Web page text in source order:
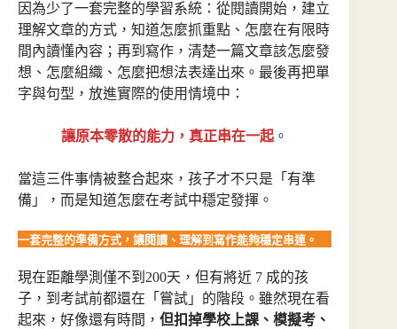
因為少了一套完整的學習系統：從閱讀開始，建立
理解文章的方式，知道怎麼抓重點、怎麼在有限時
間內讀懂內容；再到寫作，清楚一篇文章該怎麼發
想、怎麼組織、怎麼把想法表達出來。最後再把單
字與句型，放進實際的使用情境中：
讓原本零散的能力，真正串在一起 。
當這三件事情被整合起來，孩子才不只是「有準
備」，而是知道怎麼在考試中穩定發揮。
一套完整的準備方式，讓閱讀、理解到寫作能夠穩定串連。
現在距離學測僅不到200天，但有將近 7 成的孩
子，到考試前都還在「嘗試」的階段。雖然現在看
起來，好像還有時間， 但扣掉學校上課、模擬考、